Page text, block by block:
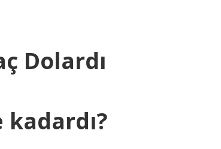
Dolardı
kadardı?